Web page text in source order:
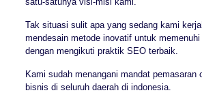
Tak situasi sulit apa yang sedang kami
mendesain metode inovatif untuk
dengan mengikuti praktik SEO terbaik.
Kami sudah menangani mandat pemasaran
bisnis di seluruh daerah di indonesia.